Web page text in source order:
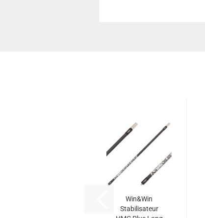
Win&Win
Stabilisateur